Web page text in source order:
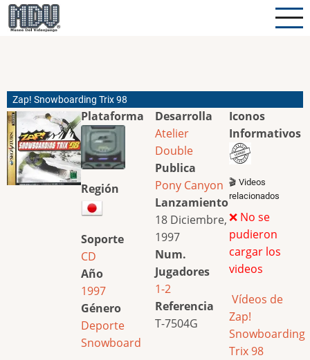
Pasar
al
Zap! Snowboarding Trix 98
Plataforma
Región
Soporte
CD
Año
1997
Género
Deporte
Snowboard
Desarrolla
Atelier
Double
Publica
Pony Canyon
Lanzamiento
18 Diciembre,
1997
Num.
Jugadores
1-2
Referencia
T-7504G
Iconos
Informativos
🎬 Videos
relacionados
❌ No se
pudieron
cargar los
videos
Vídeos de
Zap!
Snowboarding
Trix 98